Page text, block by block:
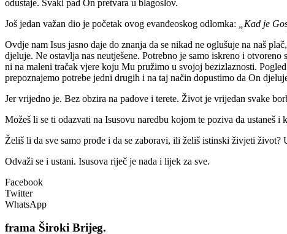
odustaje. Svaki pad On pretvara u blagoslov.
Još jedan važan dio je početak ovog evanđeoskog odlomka:
„Kad je
Ovdje nam Isus jasno daje do znanja da se nikad ne oglušuje na naš
djeluje. Ne ostavlja nas neutješene. Potrebno je samo iskreno i
ni na maleni tračak vjere koju Mu pružimo u svojoj bezizlaznosti.
prepoznajemo potrebe jedni drugih i na taj način dopustimo da On
Jer vrijedno je. Bez obzira na padove i terete. Život je vrijedan svake
Možeš li se ti odazvati na Isusovu naredbu kojom te poziva da
Želiš li da sve samo prođe i da se zaboravi, ili želiš istinski živjeti
Odvaži se i ustani. Isusova riječ je nada i lijek za sve.
Facebook
Twitter
WhatsApp
frama Široki Brijeg.